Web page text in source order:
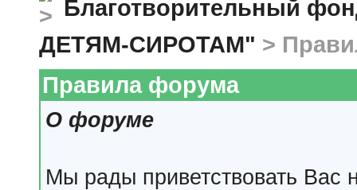
Благотворительный
ДЕТЯМ-СИРОТАМ" >
Правила форума
О форуме
Мы рады приветствовать